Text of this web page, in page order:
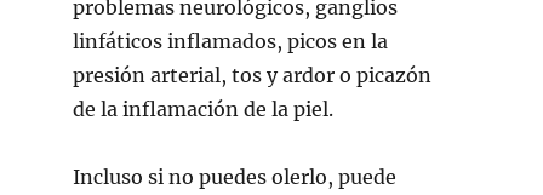
problemas neurológicos, ganglios
linfáticos inflamados, picos en la
presión arterial, tos y ardor o picazón
de la inflamación de la piel.
Incluso si no puedes olerlo, puede